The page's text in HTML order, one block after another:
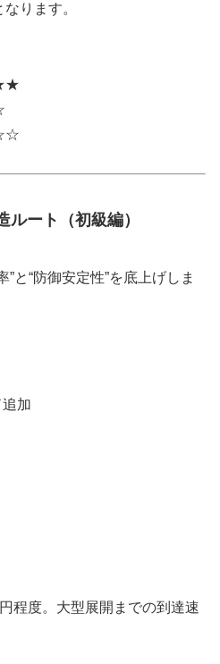
ります。
ート（初級編）
と“防御安定性”を底上げしま
加
程度。大型展開までの到達速